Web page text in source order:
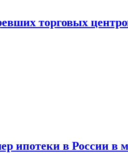
торговых
ипотеки в России в